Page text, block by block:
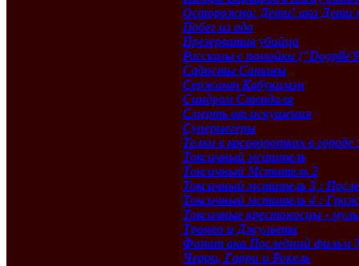
Осторожно: Дети! ака Дети
Побег из ада
Презерватив убийца
Рассказы с помойки
Садисты Сатаны
Сержант Кабукимэн
Синдром Стендаля
Смерть от искушения
Супермегеры
Телки в косоворотках в городе
Токсичный мститель
Токсичный Мститель 2
Токсичный мститель 3 :
Токсичный мститель 4 :
Токсичные крестоносцы -
Тромео и Джульетa
Фанат ака Последний фильм
Черри, Гарри и Рокель